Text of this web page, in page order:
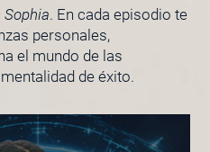
Sophia. En cada episodio te
personales,
el mundo de las
de éxito.
PÁGINA